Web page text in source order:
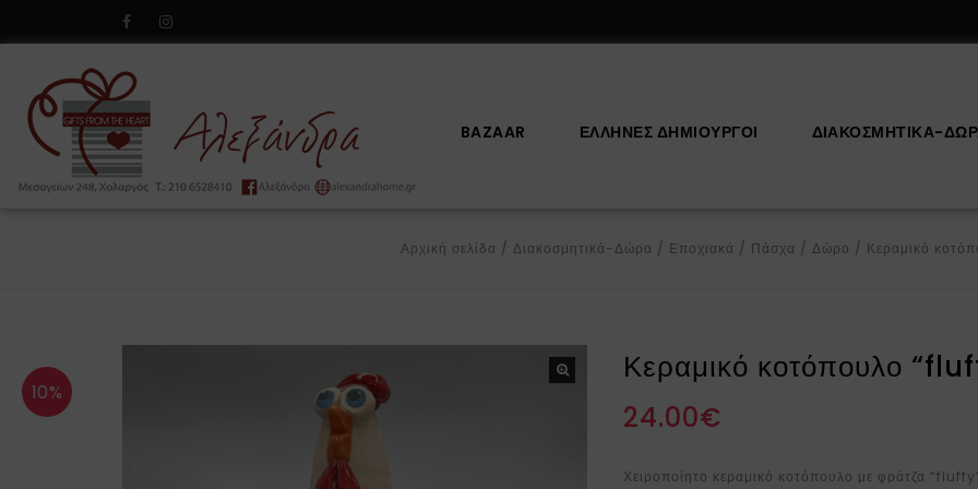
BAZAAR ΕΛΛΗΝΕΣ ΔΗΜΙΟΥΡΓΟΙ ΔΙΑΚΟΣΜΗΤΙΚΆ-
Αρχική σελίδα / Διακοσμητικά-Δώρα / Εποχιακά / Πάσχα / Δώρο / Κεραμικό
10%
Κεραμικό κοτόπουλο
24.00€
Χειροποίητο κεραμικό κοτόπουλο με φράτζα